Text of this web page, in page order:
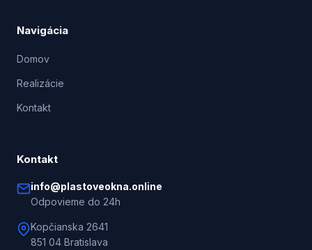
Navigácia
Domov
Realizácie
Kontakt
Kontakt
info@plastoveokna.online
Odpovieme do 24h
Kopčianska 2641
851 04 Bratislava